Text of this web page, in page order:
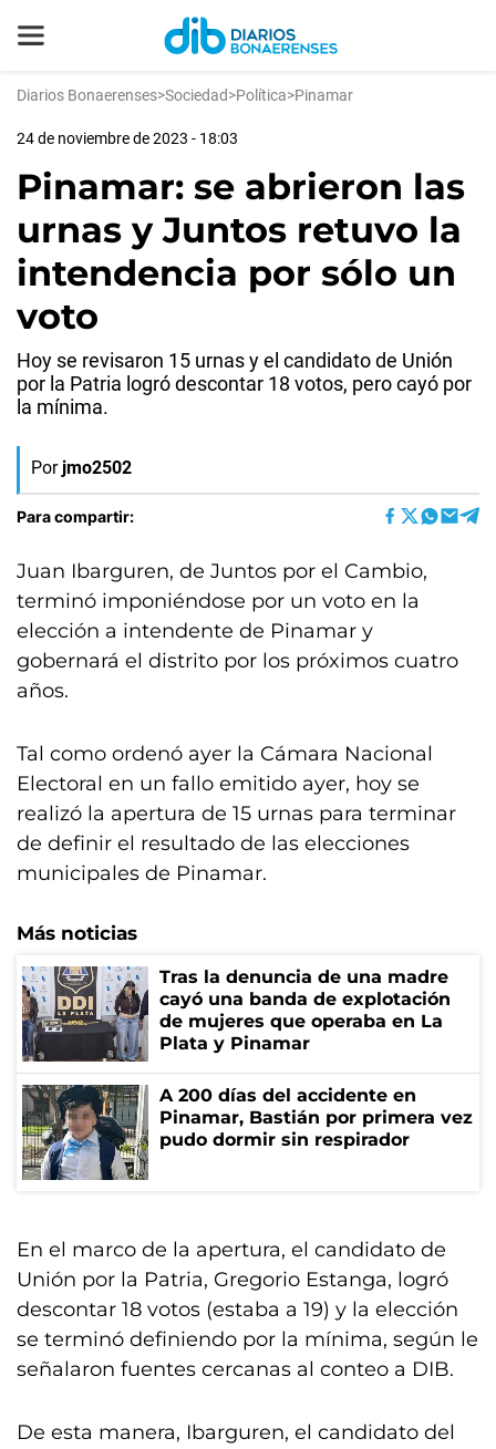
Diarios Bonaerenses>Sociedad>Política>Pinamar
24 de noviembre de 2023 - 18:03
Pinamar: se abrieron las
urnas y Juntos retuvo la
intendencia por sólo un
voto
Hoy se revisaron 15 urnas y el candidato de Unión
por la Patria logró descontar 18 votos, pero cayó por
la mínima.
Por jmo2502
Para compartir:
Juan Ibarguren, de Juntos por el Cambio,
terminó imponiéndose por un voto en la
elección a intendente de Pinamar y
gobernará el distrito por los próximos cuatro
años.
Tal como ordenó ayer la Cámara Nacional
Electoral en un fallo emitido ayer, hoy se
realizó la apertura de 15 urnas para terminar
de definir el resultado de las elecciones
municipales de Pinamar.
Más noticias
Tras la denuncia de una madre
cayó una banda de explotación
de mujeres que operaba en La
Plata y Pinamar
A 200 días del accidente en
Pinamar, Bastián por primera vez
pudo dormir sin respirador
En el marco de la apertura, el candidato de
Unión por la Patria, Gregorio Estanga, logró
descontar 18 votos (estaba a 19) y la elección
se terminó definiendo por la mínima, según le
señalaron fuentes cercanas al conteo a DIB.
De esta manera, Ibarguren, el candidato del